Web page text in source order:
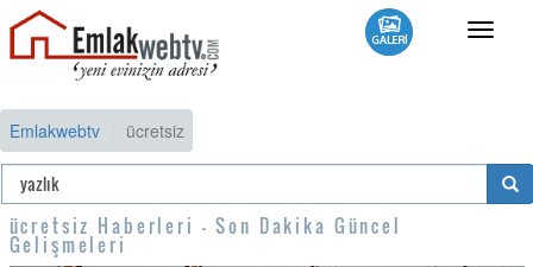
Toggle
Emlakwebtv ücretsiz
ücretsiz Haberleri - Son Dakika Güncel
Gelişmeleri